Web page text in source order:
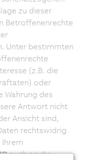
zu dieser
Betroffenenrechte
Unter bestimmten
(z.B. die
oder
Wahrung des
Antwort nicht
Ansicht sind,
rechtswidrig
Ihrem
auch an die